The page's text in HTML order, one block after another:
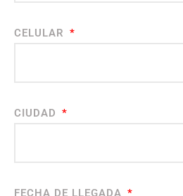
CELULAR
CIUDAD
FECHA DE LLEGADA